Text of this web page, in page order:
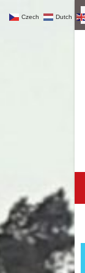
Czech Dutch